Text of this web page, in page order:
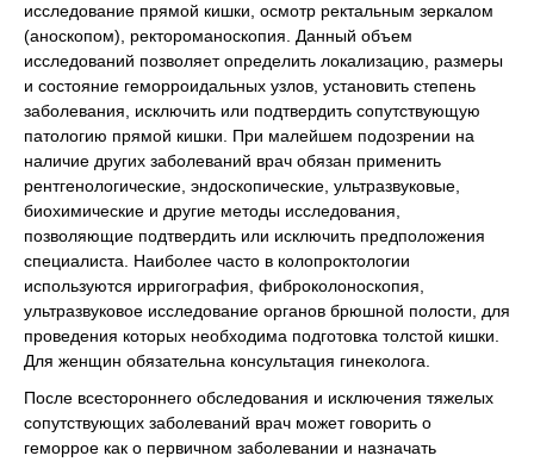
исследование прямой кишки, осмотр ректальным зеркалом
(аноскопом), ректороманоскопия. Данный объем
исследований позволяет определить локализацию, размеры
и состояние геморроидальных узлов, установить степень
заболевания, исключить или подтвердить сопутствующую
патологию прямой кишки. При малейшем подозрении на
наличие других заболеваний врач обязан применить
рентгенологические, эндоскопические, ультразвуковые,
биохимические и другие методы исследования,
позволяющие подтвердить или исключить предположения
специалиста. Наиболее часто в колопроктологии
используются ирригография, фиброколоноскопия,
ультразвуковое исследование органов брюшной полости, для
проведения которых необходима подготовка толстой кишки.
Для женщин обязательна консультация гинеколога.
После всестороннего обследования и исключения тяжелых
сопутствующих заболеваний врач может говорить о
геморрое как о первичном заболевании и назначать